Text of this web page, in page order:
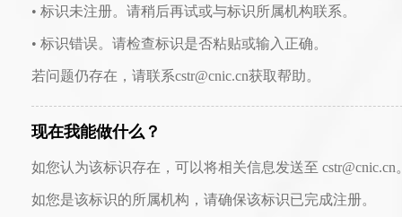
• 标识未注册。请稍后再试或与标识所属机构联系。
• 标识错误。请检查标识是否粘贴或输入正确。
若问题仍存在，请联系cstr@cnic.cn获取帮助。
现在我能做什么？
如您认为该标识存在，可以将相关信息发送至 cstr@cnic.cn
如您是该标识的所属机构，请确保该标识已完成注册。